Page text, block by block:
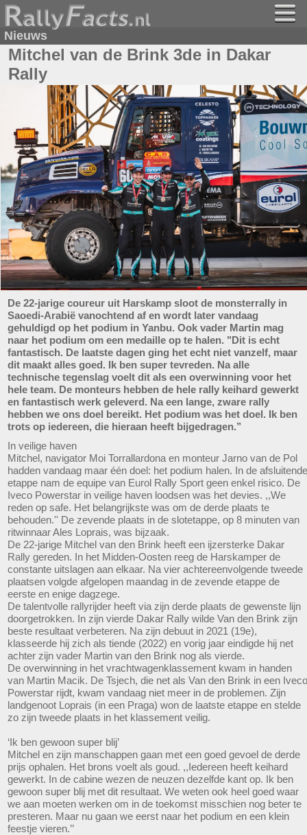
Nieuws
Mitchel van de Brink 3de in Dakar
Rally
De 22-jarige coureur uit Harskamp sloot de monsterrally in
Saoedi-Arabië vanochtend af en wordt later vandaag
gehuldigd op het podium in Yanbu. Ook vader Martin mag
naar het podium om een medaille op te halen. "Dit is echt
fantastisch. De laatste dagen ging het echt niet vanzelf, maar
dit maakt alles goed. Ik ben super tevreden. Na alle
technische tegenslag voelt dit als een overwinning voor het
hele team. De monteurs hebben de hele rally keihard gewerkt
en fantastisch werk geleverd. Na een lange, zware rally
hebben we ons doel bereikt. Het podium was het doel. Ik ben
trots op iedereen, die hieraan heeft bijgedragen.’’
In veilige haven
Mitchel, navigator Moi Torrallardona en monteur Jarno van de Pol
hadden vandaag maar één doel: het podium halen. In de afsluitende
etappe nam de equipe van Eurol Rally Sport geen enkel risico. De
Iveco Powerstar in veilige haven loodsen was het devies. ,,We
reden op safe. Het belangrijkste was om de derde plaats te
behouden.'' De zevende plaats in de slotetappe, op 8 minuten van
ritwinnaar Ales Loprais, was bijzaak.
De 22-jarige Mitchel van den Brink heeft een ijzersterke Dakar
Rally gereden. In het Midden-Oosten reeg de Harskamper de
constante uitslagen aan elkaar. Na vier achtereenvolgende tweede
plaatsen volgde afgelopen maandag in de zevende etappe de
eerste en enige dagzege.
De talentvolle rallyrijder heeft via zijn derde plaats de gewenste lijn
doorgetrokken. In zijn vierde Dakar Rally wilde Van den Brink zijn
beste resultaat verbeteren. Na zijn debuut in 2021 (19e),
klasseerde hij zich als tiende (2022) en vorig jaar eindigde hij net
achter zijn vader Martin van den Brink nog als vierde.
De overwinning in het vrachtwagenklassement kwam in handen
van Martin Macik. De Tsjech, die net als Van den Brink in een Iveco
Powerstar rijdt, kwam vandaag niet meer in de problemen. Zijn
landgenoot Loprais (in een Praga) won de laatste etappe en stelde
zo zijn tweede plaats in het klassement veilig.
‘Ik ben gewoon super blij’
Mitchel en zijn manschappen gaan met een goed gevoel de derde
prijs ophalen. Het brons voelt als goud. ,,Iedereen heeft keihard
gewerkt. In de cabine wezen de neuzen dezelfde kant op. Ik ben
gewoon super blij met dit resultaat. We weten ook heel goed waar
we aan moeten werken om in de toekomst misschien nog beter te
presteren. Maar nu gaan we eerst naar het podium en een klein
feestje vieren.’’